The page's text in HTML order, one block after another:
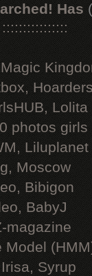
Has
Lolita
photos
Liluplanet
Moscow
Bibigon
BabyJ
magazine
Model
Syrup